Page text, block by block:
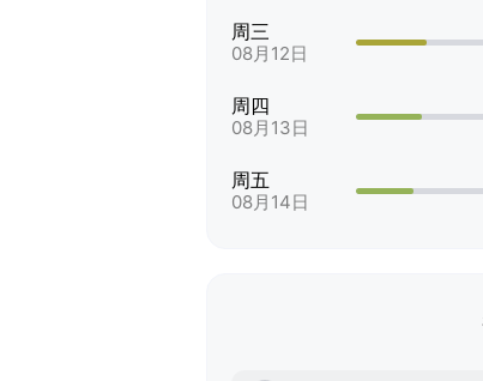
周三
08月12日
周四
08月13日
周五
08月14日